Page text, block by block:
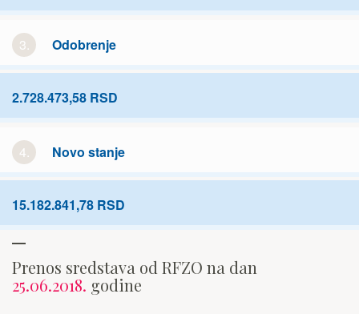
3. Odobrenje
2.728.473,58 RSD
4. Novo stanje
15.182.841,78 RSD
Prenos sredstava od RFZO na dan
25.06.2018. godine